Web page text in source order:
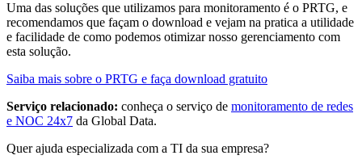
Uma das soluções que utilizamos para monitoramento é o PRTG, e
recomendamos que façam o download e vejam na pratica a utilidade
e facilidade de como podemos otimizar nosso gerenciamento com
esta solução.
Saiba mais sobre o PRTG e faça download gratuito
Serviço relacionado: conheça o serviço de monitoramento de redes
e NOC 24x7 da Global Data.
Quer ajuda especializada com a TI da sua empresa?